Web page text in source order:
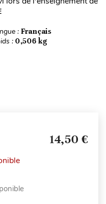
: Français
: 0,506 kg
14,50 €